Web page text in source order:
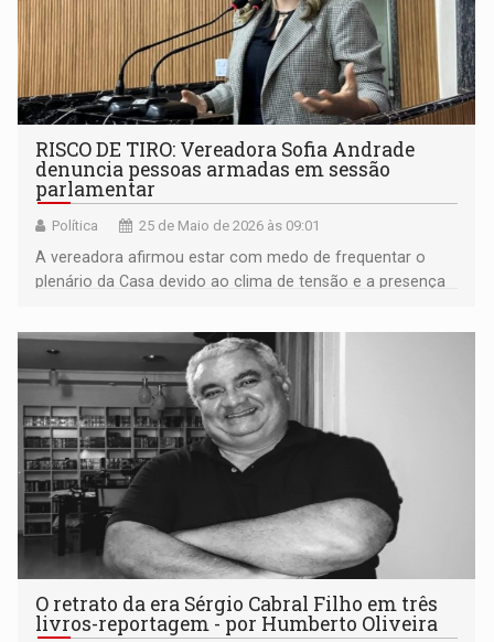
RISCO DE TIRO: Vereadora Sofia Andrade
denuncia pessoas armadas em sessão
parlamentar
Política 25 de Maio de 2026 às 09:01
A vereadora afirmou estar com medo de frequentar o
plenário da Casa devido ao clima de tensão e a presença
O retrato da era Sérgio Cabral Filho em três
livros-reportagem - por Humberto Oliveira